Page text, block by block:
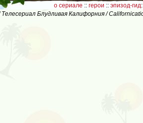
о сериале :: герои :: эпизод-гид
Блудливая Калифорния /